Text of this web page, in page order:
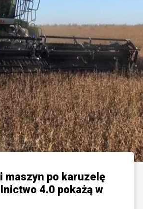
maszyn po karuzelę
4.0 pokażą w